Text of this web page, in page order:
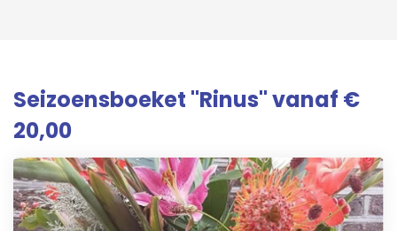
Seizoensboeket "Rinus" vanaf €
20,00